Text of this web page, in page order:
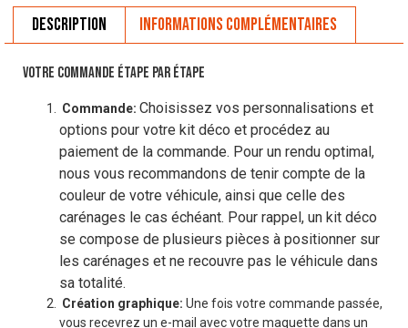
Description Informations complémentaires
VOTRE COMMANDE ÉTAPE PAR ÉTAPE
Commande: Choisissez vos personnalisations et
options pour votre kit déco et procédez au
paiement de la commande. Pour un rendu optimal,
nous vous recommandons de tenir compte de la
couleur de votre véhicule, ainsi que celle des
carénages le cas échéant. Pour rappel, un kit déco
se compose de plusieurs pièces à positionner sur
les carénages et ne recouvre pas le véhicule dans
sa totalité.
Création graphique: Une fois votre commande passée,
vous recevrez un e-mail avec votre maquette dans un